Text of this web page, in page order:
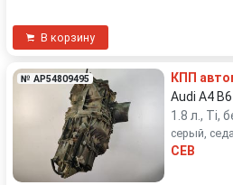
В корзину
№ AP54809495
КПП
Audi A4
1.8 л., Ti,
серый,
CEB